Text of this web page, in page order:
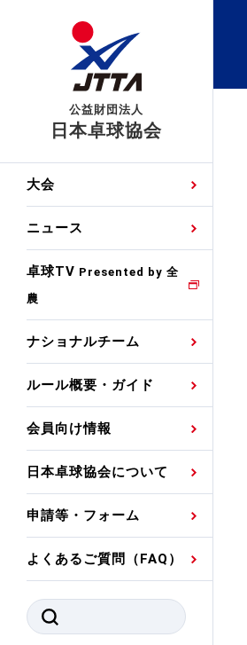
公益財団法人
日本卓球協会
大会
ニュース
卓球TV Presented by 全
農
ナショナルチーム
ルール概要・ガイド
会員向け情報
日本卓球協会について
申請等・フォーム
よくあるご質問（FAQ）